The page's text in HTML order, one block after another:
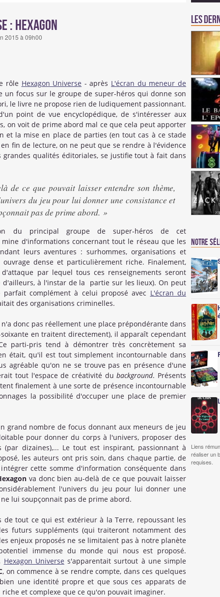
: Hexagon
2015 à 09h00
rôle Hexagon Universe - après L'écran du meneur de
un focus sur le groupe de super-héros qui donne son
le livre ne propose rien de ludiquement passionnant.
point de vue encyclopédique, de s'intéresser aux
on voit de prime abord mal ce que cela peut apporter
et la mise en place de parties (en tout cas à ce stade
fin de lecture, on ne peut que se rendre à l'évidence
grandes qualités éditoriales, se justifie tout à fait dans
de ce que pouvait laisser entendre son thème,
du jeu pour lui donner une consistance et
pas de prime abord. »
du principal groupe de super-héros de cet
d'informations concernant tout le réseau que les
leurs aventures : surhommes, organisations et
dense et particulièrement riche. Finalement,
par lequel tous ces renseignements seront
à l'instar de la partie sur les lieux). On peut
complément à celui proposé avec L'écran du
des organisations criminelles.
donc pas réellement une place prépondérante dans
en traitent directement), il apparaît cependant
parti-pris tend à démontrer très concrètement sa
était, qu'il est tout simplement incontournable dans
agréable qu'on ne se trouve pas en présence d'une
tout l'espace de créativité dubackground. Présents
finalement à une sorte de présence incontournable
la possibilité d'occuper une place de premier
grand nombre de focus donnant aux meneurs de jeu
pour donner du corps à l'univers, proposer des
dizaines),... Le tout est inspirant, passionnant à
les auteurs ont pris soin, dans chaque partie, de
cette somme d'information conséquente dans
va donc bien au-delà de ce que pouvait laisser
l'univers du jeu pour lui donner une
lui soupçonnait pas de prime abord.
tout ce qui est extérieur à la Terre, repoussant les
futurs suppléments (qui traiteront notamment des
enjeux proposés ne se limitaient pas à notre planète
immense du monde qui nous est proposé.
Hexagon Universe s'apparentait surtout à une simple
, on commence à se rendre compte, dans ces quelques
une identité propre et que sous ces apparats de
et complexe que ce qu'on pouvait imaginer.
Les
Notre
Liens
réaliser un
requises.